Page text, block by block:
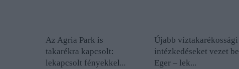
Az Agria Park is
takarékra kapcsolt:
lekapcsolt fényekkel...
Újabb víztakarékossági
intézkedéseket vezet be
Eger – lek...